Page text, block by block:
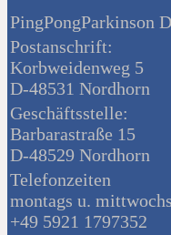
PingPongParkinson
Postanschrift:
Korbweidenweg 5
D-48531 Nordhorn
Geschäftsstelle:
Barbarastraße 15
D-48529 Nordhorn
Telefonzeiten
montags u.
+49 5921 1797352